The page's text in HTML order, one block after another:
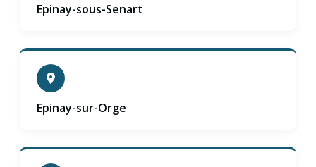
Epinay-sous-Senart
Epinay-sur-Orge